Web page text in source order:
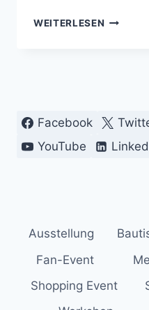
WEITERLESEN
IN
Facebook
YouTube
Ausstellung
Fan-Event
Shopping Event